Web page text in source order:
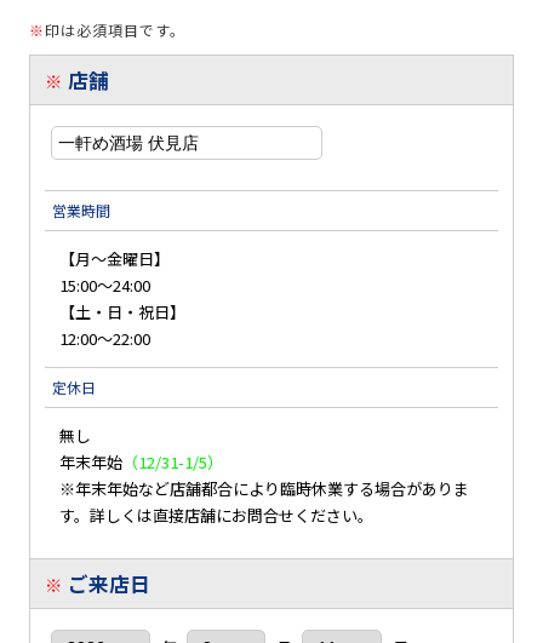
※印は必須項目です。
※ 店舗
営業時間
【月～金曜日】
15:00～24:00
【土・日・祝日】
12:00～22:00
定休日
無し
年末年始（12/31-1/5）
※年末年始など店舗都合により臨時休業する場合がありま
す。詳しくは直接店舗にお問合せください。
※ ご来店日